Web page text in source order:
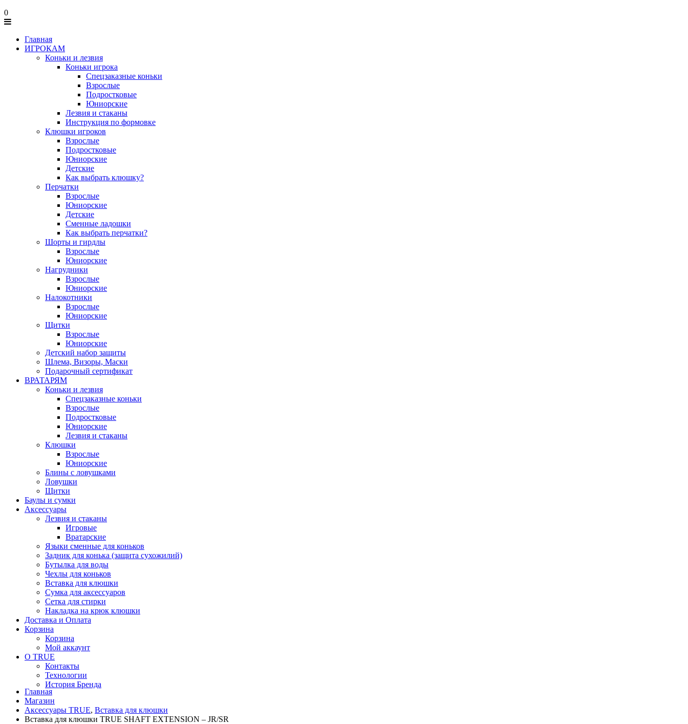
0
Главная
ИГРОКАМ
Коньки и лезвия
Коньки игрока
Спецзаказные коньки
Взрослые
Подростковые
Юниорские
Лезвия и стаканы
Инструкция по формовке
Клюшки игроков
Взрослые
Подростковые
Юниорские
Детские
Как выбрать клюшку?
Перчатки
Взрослые
Юниорские
Детские
Сменные ладошки
Как выбрать перчатки?
Шорты и гирдлы
Взрослые
Юниорские
Нагрудники
Взрослые
Юниорские
Налокотники
Взрослые
Юниорские
Щитки
Взрослые
Юниорские
Детский набор защиты
Шлема, Визоры, Маски
Подарочный сертификат
ВРАТАРЯМ
Коньки и лезвия
Спецзаказные коньки
Взрослые
Подростковые
Юниорские
Лезвия и стаканы
Клюшки
Взрослые
Юниорские
Блины с ловушками
Ловушки
Щитки
Баулы и сумки
Аксессуары
Лезвия и стаканы
Игровые
Вратарские
Языки сменные для коньков
Задник для конька (защита сухожилий)
Бутылка для воды
Чехлы для коньков
Вставка для клюшки
Сумка для аксессуаров
Сетка для стирки
Накладка на крюк клюшки
Доставка и Оплата
Корзина
Корзина
Мой аккаунт
О TRUE
Контакты
Технологии
История Бренда
Главная
Магазин
Аксессуары TRUE, Вставка для клюшки
Вставка для клюшки TRUE SHAFT EXTENSION – JR/SR